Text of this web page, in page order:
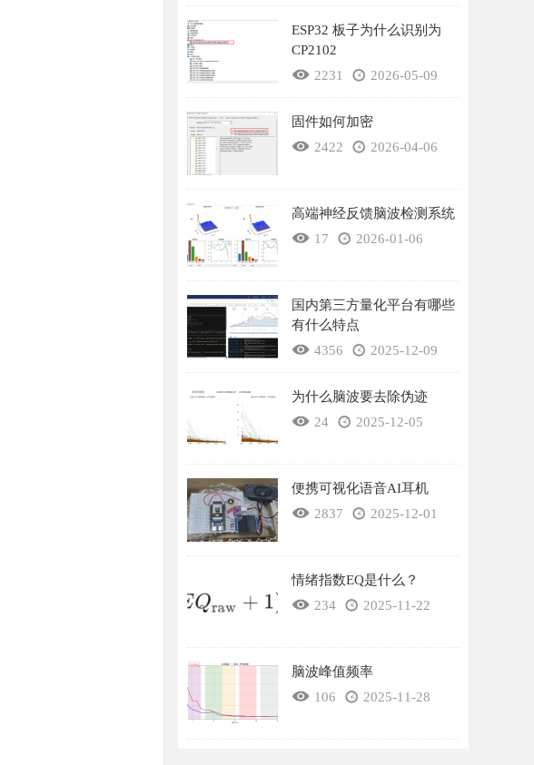
ESP32 板子为什么识别为
CP2102
2231
2026-05-09
固件如何加密
2422
2026-04-06
高端神经反馈脑波检测系统
17
2026-01-06
国内第三方量化平台有哪些
有什么特点
4356
2025-12-09
为什么脑波要去除伪迹
24
2025-12-05
便携可视化语音AI耳机
2837
2025-12-01
情绪指数EQ是什么？
234
2025-11-22
脑波峰值频率
106
2025-11-28